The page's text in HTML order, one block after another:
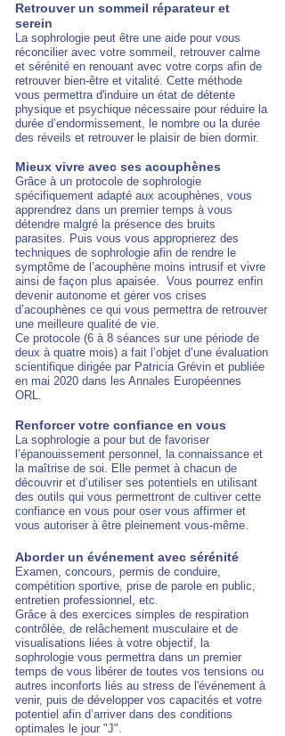
Retrouver un sommeil réparateur et
serein
La sophrologie peut être une aide pour vous
réconcilier avec votre sommeil, retrouver calme
et sérénité en renouant avec votre corps afin de
retrouver bien-être et vitalité. Cette méthode
vous permettra d'induire un état de détente
physique et psychique nécessaire pour réduire la
durée d’endormissement, le nombre ou la durée
des réveils et retrouver le plaisir de bien dormir.
Mieux vivre avec ses acouphènes
Grâce à un protocole de sophrologie
spécifiquement adapté aux acouphènes, vous
apprendrez dans un premier temps à vous
détendre malgré la présence des bruits
parasites. Puis vous vous approprierez des
techniques de sophrologie afin de rendre le
symptôme de l’acouphène moins intrusif et vivre
ainsi de façon plus apaisée. Vous pourrez enfin
devenir autonome et gérer vos crises
d’acouphènes ce qui vous permettra de retrouver
une meilleure qualité de vie.
Ce protocole (6 à 8 séances sur une période de
deux à quatre mois) a fait l’objet d’une évaluation
scientifique dirigée par Patricia Grévin et publiée
en mai 2020 dans les Annales Européennes
ORL.
Renforcer votre confiance en vous
La sophrologie a pour but de favoriser
l’épanouissement personnel, a connaissance et
la maîtrise de soi. Elle permet à chacun de
découvrir et d’utiliser ses potentiels en utilisant
des outils qui vous permettront de cultiver cette
confiance en vous pour oser vous affirmer et
vous autoriser à être pleinement vous-même.
Aborder un événement avec sérénité
Examen, concours, permis de conduire,
compétition sportive, prise de parole en public,
entretien professionnel, etc.
Grâce à des exercices simples de respiration
contrôlée, de relâchement musculaire et de
visualisations liées à votre objectif, la
sophrologie vous permettra dans un premier
temps de vous libérer de toutes vos tensions ou
autres inconforts liés au stress de l'événement à
venir, puis de développer vos capacités et votre
potentiel afin d’arriver dans des conditions
optimales le jour "J".